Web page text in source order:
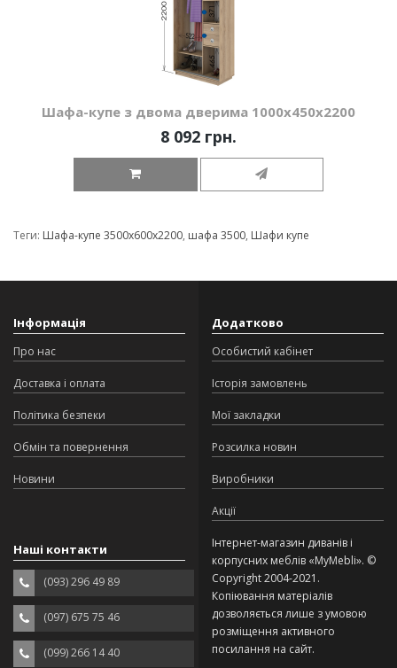
Шафа-купе з двома дверима 1000х450х2200
8 092 грн.
Теги: Шафа-купе 3500х600х2200, шафа 3500, Шафи купе
Інформація
Про нас
Доставка і оплата
Політика безпеки
Обмін та повернення
Новини
Додатково
Особистий кабінет
Історія замовлень
Мої закладки
Розсилка новин
Виробники
Акції
Наші контакти
(093) 296 49 89
(097) 675 75 46
(099) 266 14 40
Інтернет-магазин диванів і
корпусних меблів «MyMebli». ©
Copyright 2004-2021.
Копіювання матеріалів
дозволяється лише з умовою
розміщення активного
посилання на сайт.